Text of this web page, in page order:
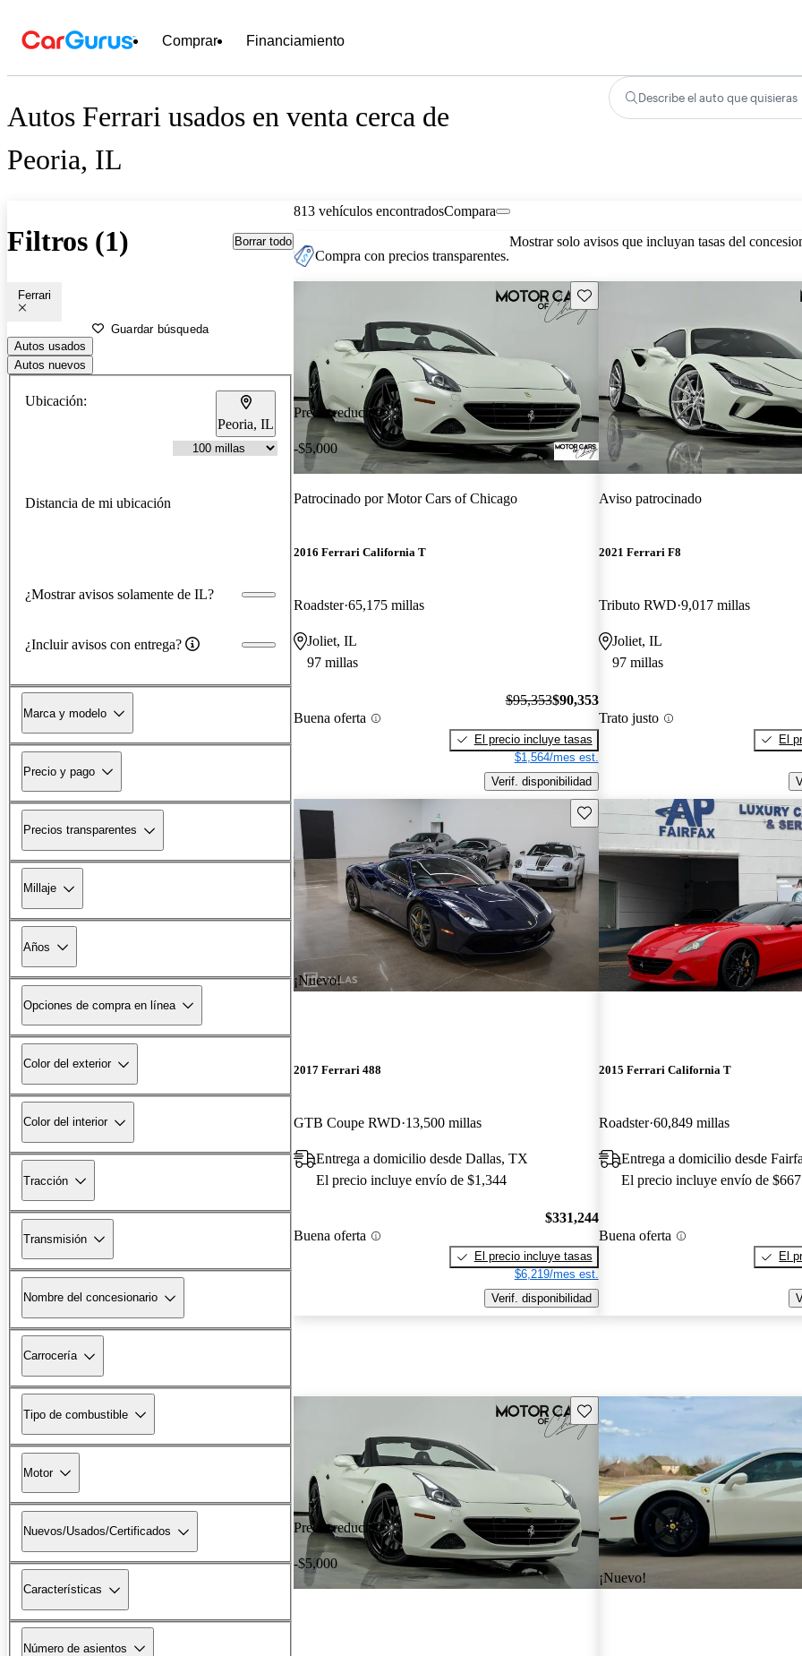
Comprar Financiamiento
Autos Ferrari usados en venta cerca de
Peoria, IL
Describe el auto que quisieras
Filtros (1) Borrar todo
Ferrari
Guardar búsqueda
Autos usados
Autos nuevos
Ubicación:
Peoria, IL
Distancia de mi ubicación
¿Mostrar avisos solamente de IL?
¿Incluir avisos con entrega?
Marca y modelo
Precio y pago
Precios transparentes
Millaje
Años
Opciones de compra en línea
Color del exterior
Color del interior
Tracción
Transmisión
Nombre del concesionario
Carrocería
Tipo de combustible
Motor
Nuevos/Usados/Certificados
Características
Número de asientos
813 vehículos encontradosCompara
Compra con precios transparentes.
Mostrar solo avisos que incluyan tasas del
Precio reducido
-$5,000
Guarda este Aviso
Patrocinado porMotor Cars of Chicago
2016 Ferrari California T
Roadster 65,175 millas
Joliet, IL
97 millas
Buena oferta
$95,353$90,353
El precio incluye tasas
$1,564/mes est.
Verif. disponibilidad
Aviso patrocinado
2021 Ferrari F8
Tributo RWD 9,017 millas
Joliet, IL
97 millas
Trato justo
El
¡Nuevo!
Guarda este Aviso
2017 Ferrari 488
GTB Coupe RWD 13,500 millas
Entrega a domicilio desde Dallas, TX
El precio incluye envío de $1,344
Buena oferta
$331,244
El precio incluye tasas
$6,219/mes est.
Verif. disponibilidad
2015 Ferrari California T
Roadster 60,849 millas
Entrega a domicilio desde
El precio incluye envío de $667
Buena oferta
El
Precio reducido
-$5,000
Guarda este Aviso
¡Nuevo!